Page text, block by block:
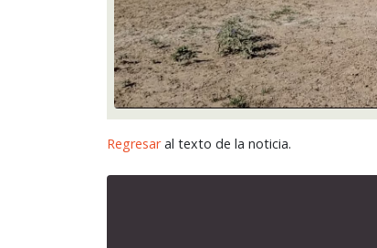
Regresaral texto de la noticia.